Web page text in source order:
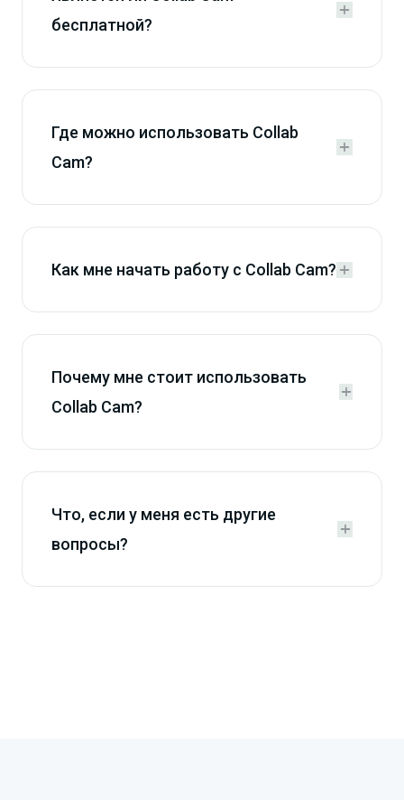
бесплатной?


Где можно использовать Collab
Cam?


Как мне начать работу с Collab Cam? 

Почему мне стоит использовать
Collab Cam?


Что, если у меня есть другие
вопросы?

